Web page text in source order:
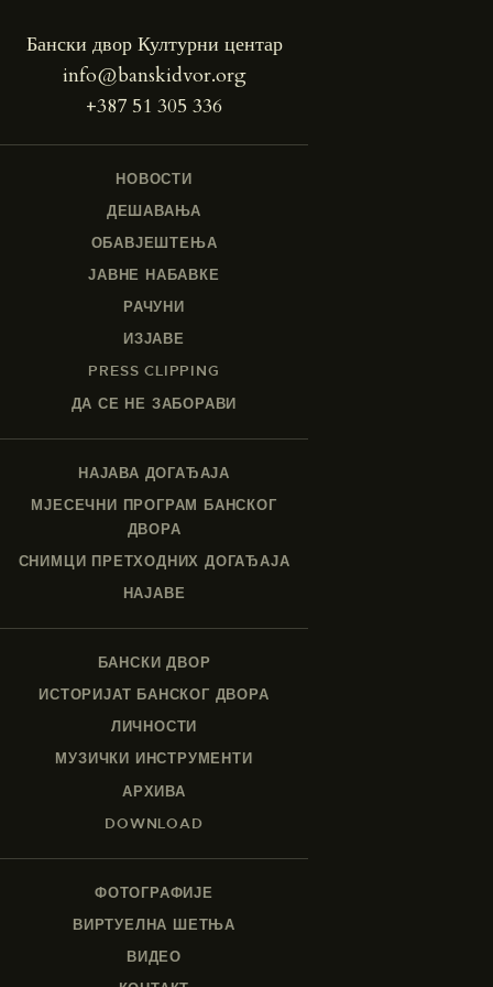
Бански двор Културни центар
info@banskidvor.org
+387 51 305 336
НОВОСТИ
ДЕШАВАЊА
ОБАВЈЕШТЕЊА
ЈАВНЕ НАБАВКЕ
РАЧУНИ
ИЗЈАВЕ
PRESS CLIPPING
ДА СЕ НЕ ЗАБОРАВИ
НАЈАВА ДОГАЂАЈА
МЈЕСЕЧНИ ПРОГРАМ БАНСКОГ
ДВОРА
СНИМЦИ ПРЕТХОДНИХ ДОГАЂАЈА
НАЈАВЕ
БАНСКИ ДВОР
ИСТОРИЈАТ БАНСКОГ ДВОРА
ЛИЧНОСТИ
МУЗИЧКИ ИНСТРУМЕНТИ
АРХИВА
DOWNLOAD
ФОТОГРАФИЈЕ
ВИРТУЕЛНА ШЕТЊА
ВИДЕО